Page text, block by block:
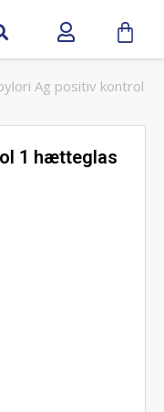
Ag positiv kontrol
1 hætteglas